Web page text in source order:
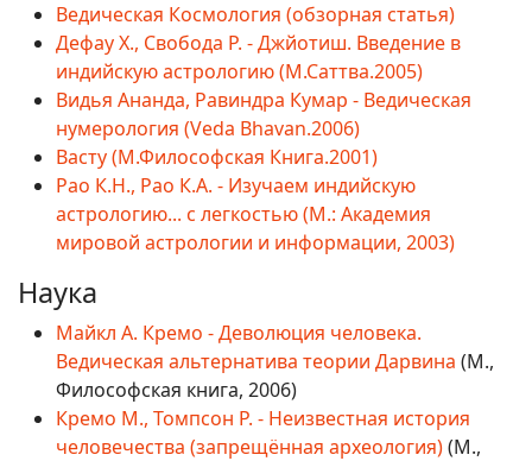
Ведическая Космология (обзорная статья)
Дефау Х., Свобода Р. - Джйотиш. Введение в
индийскую астрологию (М.Саттва.2005)
Видья Ананда, Равиндра Кумар - Ведическая
нумерология (Veda Bhavan.2006)
Васту (М.Философская Книга.2001)
Рао К.Н., Рао К.А. - Изучаем индийскую
астрологию... с легкостью (М.: Академия
мировой астрологии и информации, 2003)
Наука
Майкл А. Кремо - Деволюция человека.
Ведическая альтернатива теории Дарвина (М.,
Философская книга, 2006)
Кремо М., Томпсон Р. - Неизвестная история
человечества (запрещённая археология)(М.,